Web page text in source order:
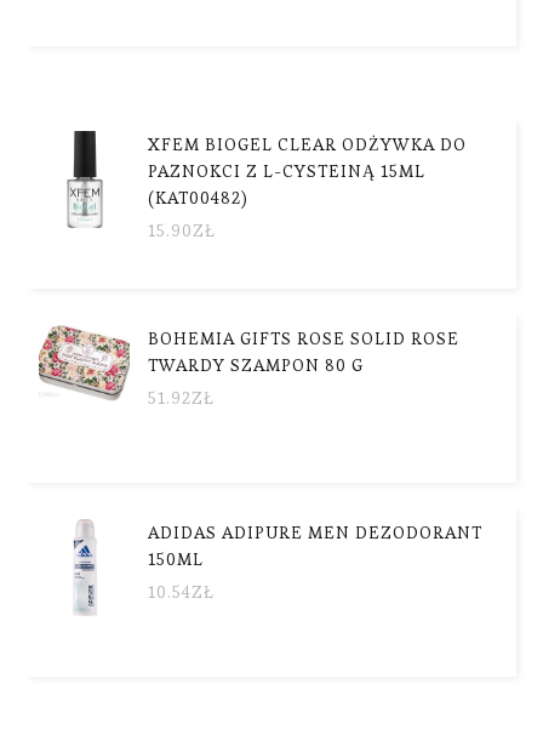
XFEM BIOGEL CLEAR ODŻYWKA DO
PAZNOKCI Z L-CYSTEINĄ 15ML
(KAT00482)
15.90ZŁ
BOHEMIA GIFTS ROSE SOLID ROSE
TWARDY SZAMPON 80 G
51.92ZŁ
ADIDAS ADIPURE MEN DEZODORANT
150ML
10.54ZŁ